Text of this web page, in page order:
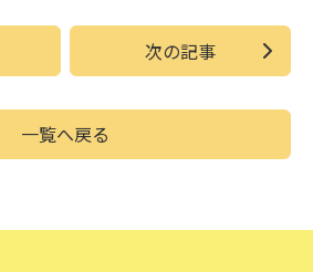
一覧へ戻る
次の記事